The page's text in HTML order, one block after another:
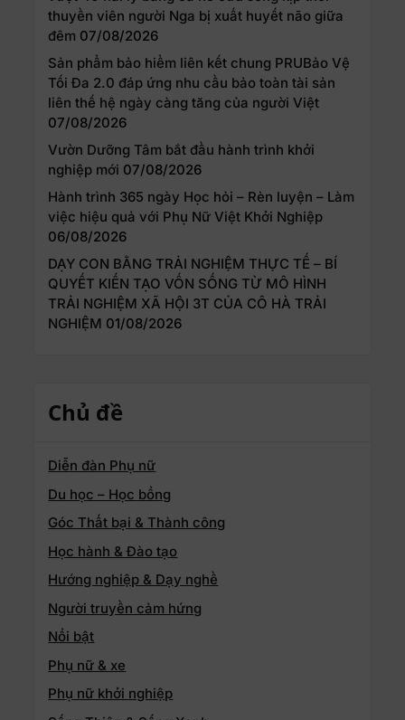
thuyền viên người Nga bị xuất huyết não giữa
đêm 07/08/2026
Sản phẩm bảo hiểm liên kết chung PRUBảo Vệ
Tối Đa 2.0 đáp ứng nhu cầu bảo toàn tài sản
liên thế hệ ngày càng tăng của người Việt
07/08/2026
Vườn Dưỡng Tâm bắt đầu hành trình khởi
nghiệp mới 07/08/2026
Hành trình 365 ngày Học hỏi – Rèn luyện – Làm
việc hiệu quả với Phụ Nữ Việt Khởi Nghiệp
06/08/2026
DẠY CON BẰNG TRẢI NGHIỆM THỰC TẾ – BÍ
QUYẾT KIẾN TẠO VỐN SỐNG TỪ MÔ HÌNH
TRẢI NGHIỆM XÃ HỘI 3T CỦA CÔ HÀ TRẢI
NGHIỆM 01/08/2026
Chủ đề
Diễn đàn Phụ nữ
Du học – Học bổng
Góc Thất bại & Thành công
Học hành & Đào tạo
Hướng nghiệp & Dạy nghề
Người truyền cảm hứng
Nổi bật
Phụ nữ & xe
Phụ nữ khởi nghiệp